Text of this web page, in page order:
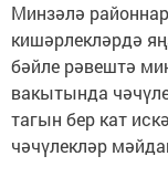
Минзәлә
кишәрлекләрдә
бәйле рәвештә
вакытында
тагын бер кат
чәчүлекләр